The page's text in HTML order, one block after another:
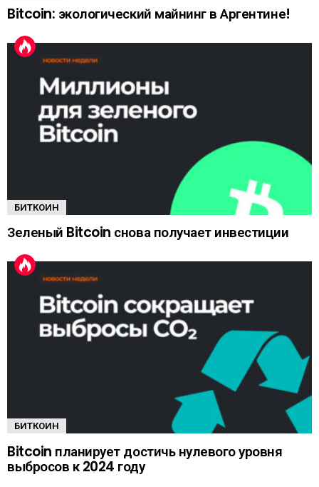
Bitcoin: экологический майнинг в Аргентине!
БИТКОИН
Зеленый Bitcoin снова получает инвестиции
БИТКОИН
Bitcoin планирует достичь нулевого уровня
выбросов к 2024 году